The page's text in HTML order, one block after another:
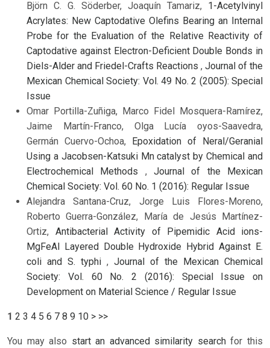
Björn C. G. Söderber, Joaquín Tamariz, 1-Acetylvinyl
Acrylates: New Captodative Olefins Bearing an Internal
Probe for the Evaluation of the Relative Reactivity of
Captodative against Electron-Deficient Double Bonds in
Diels-Alder and Friedel-Crafts Reactions , Journal of the
Mexican Chemical Society: Vol. 49 No. 2 (2005): Special
Issue
Omar Portilla-Zuñiga, Marco Fidel Mosquera-Ramírez,
Jaime Martín-Franco, Olga Lucía oyos-Saavedra,
Germán Cuervo-Ochoa,
Epoxidation of Neral/Geranial
Using a Jacobsen-Katsuki Mn catalyst by Chemical and
Electrochemical Methods ,Journal of the Mexican
Chemical Society: Vol. 60 No. 1 (2016): Regular Issue
Alejandra Santana-Cruz, Jorge Luis Flores-Moreno,
Roberto Guerra-González, María de Jesús Martínez-
Ortiz, Antibacterial Activity of Pipemidic Acid ions-
MgFeAl Layered Double Hydroxide Hybrid Against E.
coli and S. typhi , Journal of the Mexican Chemical
Society: Vol. 60 No. 2 (2016): Special Issue on
Development on Material Science / Regular Issue
1 2 3 4 5 6 7 8 9 10 > >>
You may also start an advanced similarity searchfor this